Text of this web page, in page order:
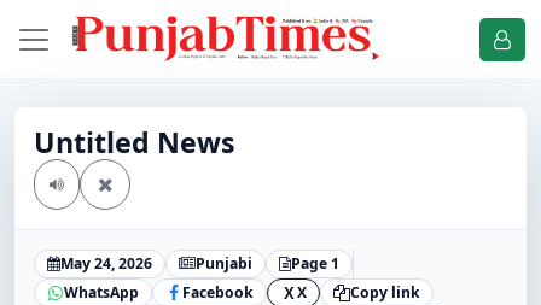
Untitled News
May 24, 2026 Punjabi
Page 1
WhatsApp
Facebook X X Copy link